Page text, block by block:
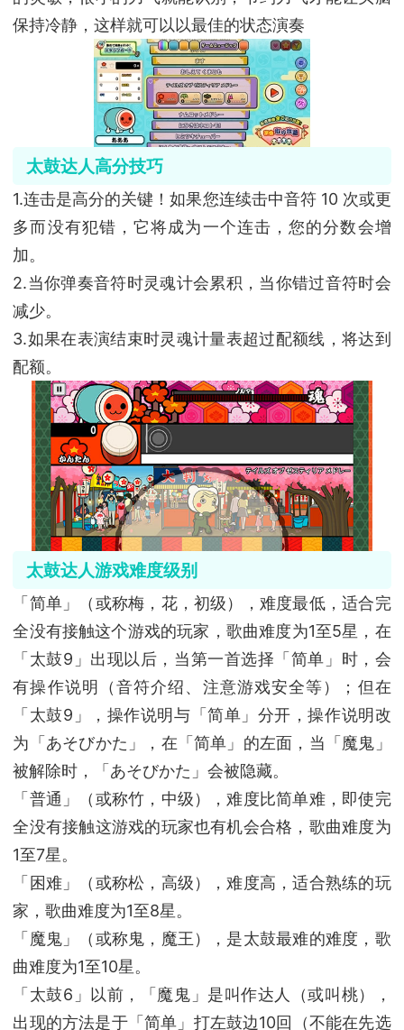
保持冷静，这样就可以以最佳的状态演奏
太鼓达人高分技巧
1.连击是高分的关键！如果您连续击中音符 10 次或更
多而没有犯错，它将成为一个连击，您的分数会增
加。
2.当你弹奏音符时灵魂计会累积，当你错过音符时会
减少。
3.如果在表演结束时灵魂计量表超过配额线，将达到
配额。
太鼓达人游戏难度级别
「简单」（或称梅，花，初级），难度最低，适合完
全没有接触这个游戏的玩家，歌曲难度为1至5星，在
「太鼓9」出现以后，当第一首选择「简单」时，会
有操作说明（音符介绍、注意游戏安全等）；但在
「太鼓9」，操作说明与「简单」分开，操作说明改
为「あそびかた」，在「简单」的左面，当「魔鬼」
被解除时，「あそびかた」会被隐藏。
「普通」（或称竹，中级），难度比简单难，即使完
全没有接触这游戏的玩家也有机会合格，歌曲难度为
1至7星。
「困难」（或称松，高级），难度高，适合熟练的玩
家，歌曲难度为1至8星。
「魔鬼」（或称鬼，魔王），是太鼓最难的难度，歌
曲难度为1至10星。
「太鼓6」以前，「魔鬼」是叫作达人（或叫桃），
出现的方法是于「简单」打左鼓边10回（不能在先选